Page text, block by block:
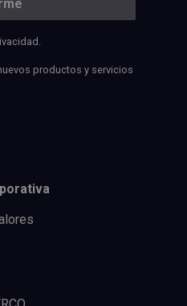
productos y servicios